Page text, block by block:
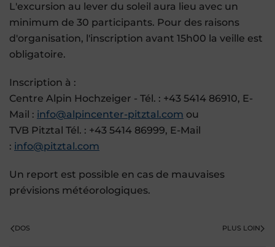
L'excursion au lever du soleil aura lieu avec un
minimum de 30 participants. Pour des raisons
d'organisation, l'inscription avant 15h00 la veille est
obligatoire.
Inscription à :
Centre Alpin Hochzeiger - Tél. : +43 5414 86910, E-
Mail : info@alpincenter-pitztal.com ou
TVB Pitztal Tél. : +43 5414 86999, E-Mail
: info@pitztal.com
Un report est possible en cas de mauvaises
prévisions météorologiques.
DOS PLUS LOIN